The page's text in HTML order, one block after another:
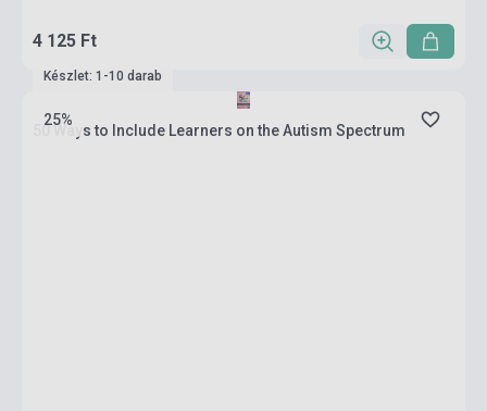
4 125 Ft
25%
Készlet: 1-10 darab
50 Ways to Include Learners on the Autism Spectrum